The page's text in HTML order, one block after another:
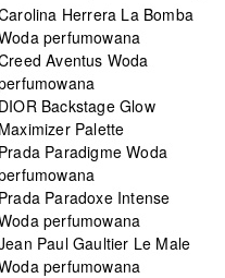
Herrera La Bomba
perfumowana
Aventus Woda
DIOR Backstage Glow
Maximizer Palette
Prada Paradigme Woda
Prada Paradoxe Intense
perfumowana
Paul Gaultier Le Male
perfumowana